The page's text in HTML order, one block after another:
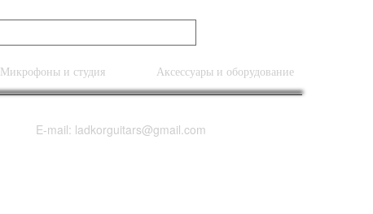
Микрофоны и студия Аксессуары и оборудование
E-mail: ladkorguitars@gmail.com